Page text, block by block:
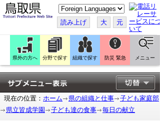
こ
の
ペ
ー
ジ
翻
訳
す
る
読み上げ 大 元
県外の方へ 分野で探す 組織で探す 防災 緊急 メニュー
現在の位置： ホーム 県の組織と仕事
子ども家庭部
県立皆成学園
子ども達の食事 毎日の献立